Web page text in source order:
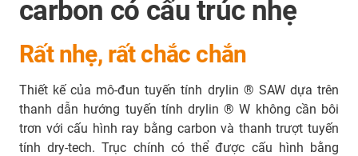
carbon có cấu trúc nhẹ
Rất nhẹ, rất chắc chắn
Thiết kế của mô-đun tuyến tính drylin ® SAW dựa trên
thanh dẫn hướng tuyến tính drylin ® W không cần bôi
trơn với cấu hình ray bằng carbon và thanh trượt tuyến
tính dry-tech. Trục chính có thể được cấu hình bằng